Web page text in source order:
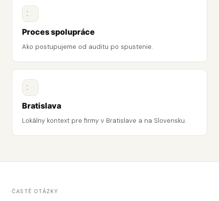
Proces spolupráce
Ako postupujeme od auditu po spustenie.
Bratislava
Lokálny kontext pre firmy v Bratislave a na Slovensku.
ČASTÉ OTÁZKY